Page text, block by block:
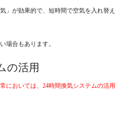
」が効果的で、短時間で空気を入れ替え
場合もあります。
の活用
においては、24時間換気システムの活用